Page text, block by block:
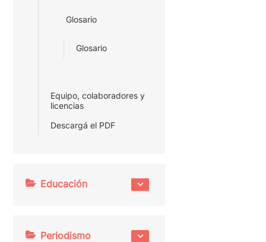
Glosario
Glosario
Equipo, colaboradores y
licencias
Descargá el PDF
Educación
Periodismo